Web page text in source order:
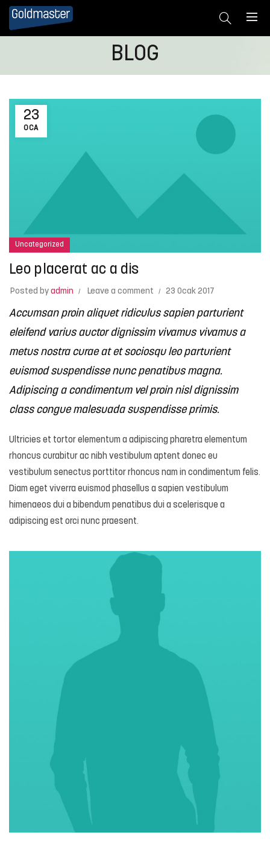
BLOG
23
OCA
Uncategorized
Leo placerat ac a dis
Posted by admin Leave a comment 23 Ocak 2017
Accumsan proin aliquet ridiculus sapien parturient
eleifend varius auctor dignissim vivamus vivamus a
metus nostra curae at et sociosqu leo parturient
euismod suspendisse nunc penatibus magna.
Adipiscing a condimentum vel proin nisl dignissim
class congue malesuada suspendisse primis.
Ultricies et tortor elementum a adipiscing pharetra elementum
rhoncus curabitur ac nibh vestibulum aptent donec eu
vestibulum senectus porttitor rhoncus nam in condimentum felis.
Diam eget viverra euismod phasellus a sapien vestibulum
himenaeos dui a bibendum penatibus dui a scelerisque a
adipiscing est orci nunc praesent.